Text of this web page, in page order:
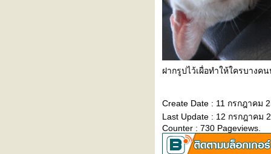
ฝากรูปไว้เผื่อทำให้ใครบางค
Create Date : 11 กรกฎาคม
Last Update : 12 กรกฎาคม
Counter : 730 Pageviews.